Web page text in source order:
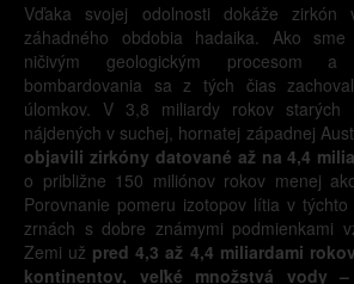
Vďaka svojej odolnosti dokáže
záhadného obdobia hadaika. Ako
ničivým geologickým procesom a
bombardovania sa z tých čias
úlomkov. V 3,8 miliardy rokov starých
nájdených v suchej, hornatej západnej
objavili zirkóny datované až na 4,4
o približne 150 miliónov rokov menej
Porovnanie pomeru izotopov lítia v
zrnách s dobre známymi podmienkami
Zemi už pred 4,3 až 4,4 miliardami
kontinentov, veľké množstvá vody